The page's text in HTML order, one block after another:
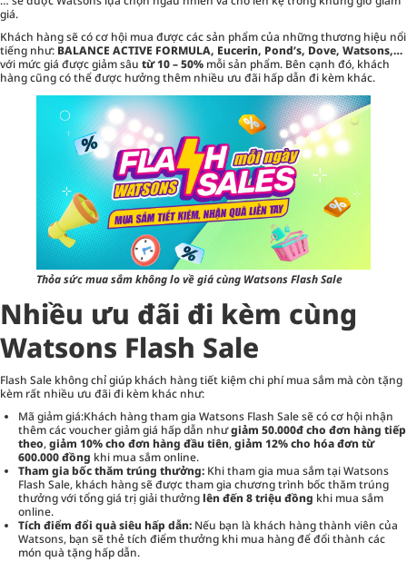
giá.
Khách hàng sẽ có cơ hội mua được các sản phẩm của những thương hiệu nổi
tiếng như: BALANCE ACTIVE FORMULA, Eucerin, Pond’s, Dove, Watsons,…
với mức giá được giảm sâu từ 10 – 50% mỗi sản phẩm. Bên cạnh đó, khách
hàng cũng có thể được hưởng thêm nhiều ưu đãi hấp dẫn đi kèm khác.
Thỏa sức mua sắm không lo về giá cùng Watsons Flash Sale
Nhiều ưu đãi đi kèm cùng
Watsons Flash Sale
Flash Sale không chỉ giúp khách hàng tiết kiệm chi phí mua sắm mà còn tặng
kèm rất nhiều ưu đãi đi kèm khác như:
Mã giảm giá:Khách hàng tham gia Watsons Flash Sale sẽ có cơ hội nhận
thêm các voucher giảm giá hấp dẫn nhưgiảm 50.000đ cho đơn hàng tiếp
theo,giảm 10% cho đơn hàng đầu tiên,giảm 12% cho hóa đơn từ
600.000 đồng khi mua sắm online.
Tham gia bốc thăm trúng thưởng: Khi tham gia mua sắm tại Watsons
Flash Sale, khách hàng sẽ được tham gia chương trình bốc thăm trúng
thưởng với tổng giá trị giải thưởnglên đến 8 triệu đồng khi mua sắm
online.
Tích điểm đổi quà siêu hấp dẫn: Nếu bạn là khách hàng thành viên của
Watsons, bạn sẽ thẻ tích điểm thưởng khi mua hàng để đổi thành các
món quà tặng hấp dẫn.